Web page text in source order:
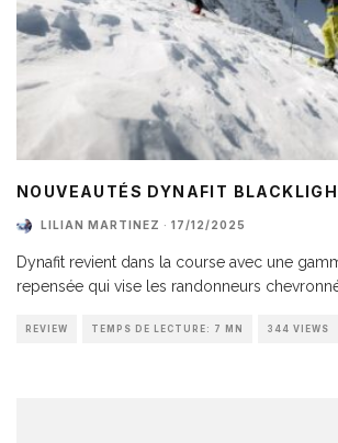
NOUVEAUTÉS DYNAFIT
LILIAN MARTINEZ · 17/12/2025
Dynafit revient dans la course avec une
repensée qui vise les randonneurs
REVIEW TEMPS DE LECTURE: 7 MN 344 VIEWS